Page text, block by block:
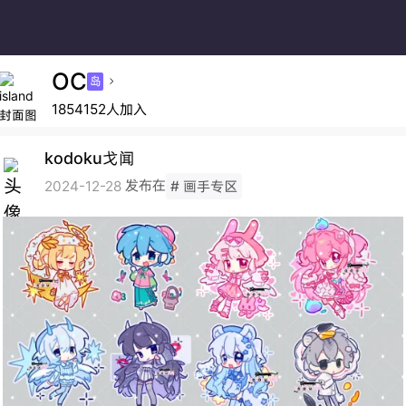
OC 岛 
1854152人加入
kodoku戈闻
2024-12-28 发布在 # 画手专区